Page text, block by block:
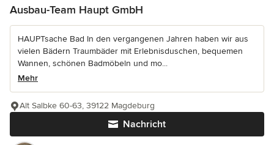
Ausbau-Team Haupt GmbH
HAUPTsache Bad In den vergangenen Jahren haben wir aus
vielen Bädern Traumbäder mit Erlebnisduschen, bequemen
Wannen, schönen Badmöbeln und mo...
Mehr
Nachricht
Alt Salbke 60-63, 39122 Magdeburg